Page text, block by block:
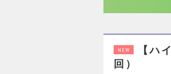
NEW
【ハ
回）